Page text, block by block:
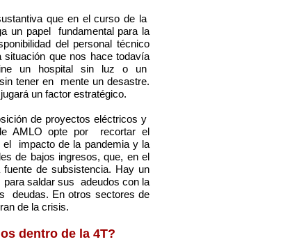
que en el curso de la
un papel fundamental para la
del personal técnico
que nos hace todavía
un hospital sin luz o un
tener en mente un desastre.
un factor estratégico.
de proyectos eléctricos y
AMLO opte por recortar el
el impacto de la pandemia y la
de bajos ingresos, que, en el
de subsistencia. Hay un
saldar sus adeudos con la
deudas. En otros sectores de
de la crisis.
dentro de la 4T?